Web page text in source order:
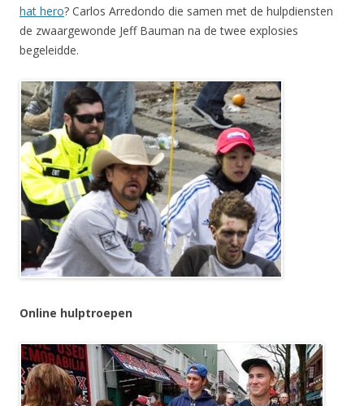
hat hero? Carlos Arredondo die samen met de hulpdiensten
de zwaargewonde Jeff Bauman na de twee explosies
begeleidde.
Online hulptroepen